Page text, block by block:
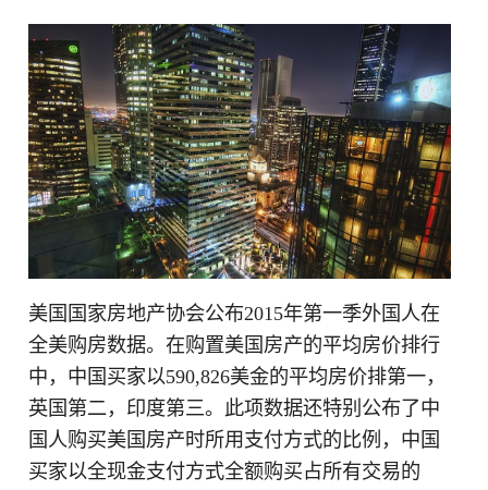
美国国家房地产协会公布2015年第一季外国人在
全美购房数据。在购置美国房产的平均房价排行
中，中国买家以590,826美金的平均房价排第一，
英国第二，印度第三。此项数据还特别公布了中
国人购买美国房产时所用支付方式的比例，中国
买家以全现金支付方式全额购买占所有交易的